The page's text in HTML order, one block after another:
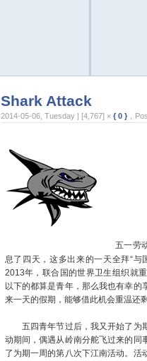
Shark Attack
2014-05-06, Tuesday | [4,767] ×{ 0 } ，
五一劳动
息了四天，这多出来的一天全拜“与
2013年，联合国的世界卫生组织就
以下的都算是青年，那么我也有幸的
来一天的假期，能够借此机会重温还
五四青年节过后，我又开始了为
动期间，偶遇从岭南分舵飞过来的同
了为期一周的第八次下江南活动。活